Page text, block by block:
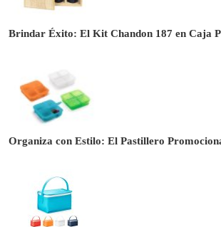
Brindar Éxito: El Kit Chandon 187 en Caja
Organiza con Estilo: El Pastillero